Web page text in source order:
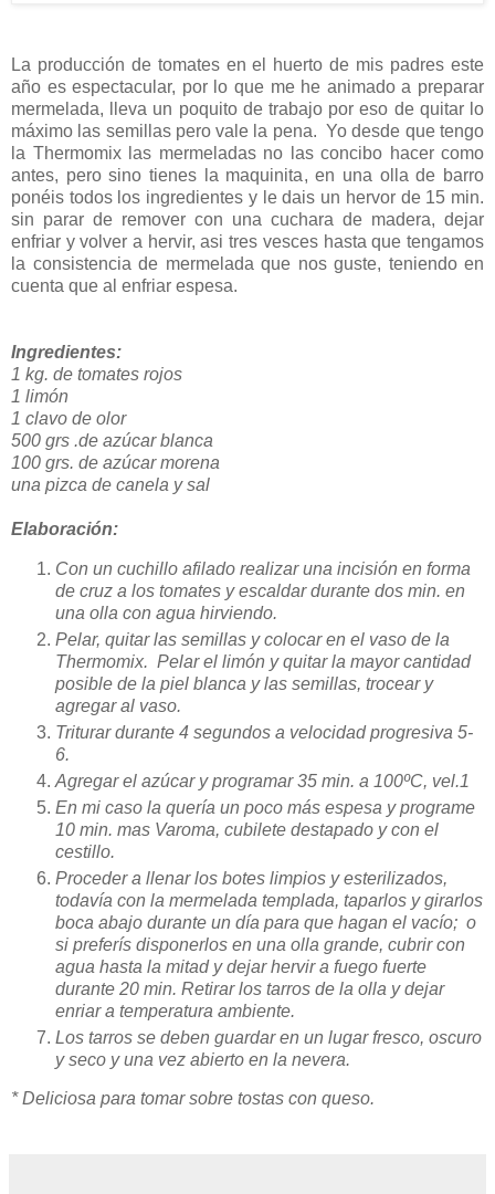
La producción de tomates en el huerto de mis padres este
año es espectacular, por lo que me he animado a preparar
mermelada, lleva un poquito de trabajo por eso de quitar lo
máximo las semillas pero vale la pena. Yo desde que tengo
la Thermomix las mermeladas no las concibo hacer como
antes, pero sino tienes la maquinita, en una olla de barro
ponéis todos los ingredientes y le dais un hervor de 15 min.
sin parar de remover con una cuchara de madera, dejar
enfriar y volver a hervir, asi tres vesces hasta que tengamos
la consistencia de mermelada que nos guste, teniendo en
cuenta que al enfriar espesa.
Ingredientes:
1 kg. de tomates rojos
1 limón
1 clavo de olor
500 grs .de azúcar blanca
100 grs. de azúcar morena
una pizca de canela y sal
Elaboración:
Con un cuchillo afilado realizar una incisión en forma
de cruz a los tomates y escaldar durante dos min. en
una olla con agua hirviendo.
Pelar, quitar las semillas y colocar en el vaso de la
Thermomix. Pelar el limón y quitar la mayor cantidad
posible de la piel blanca y las semillas, trocear y
agregar al vaso.
Triturar durante 4 segundos a velocidad progresiva 5-
6.
Agregar el azúcar y programar 35 min. a 100ºC, vel.1
En mi caso la quería un poco más espesa y programe
10 min. mas Varoma, cubilete destapado y con el
cestillo.
Proceder a llenar los botes limpios y esterilizados,
todavía con la mermelada templada, taparlos y girarlos
boca abajo durante un día para que hagan el vacío; o
si preferís disponerlos en una olla grande, cubrir con
agua hasta la mitad y dejar hervir a fuego fuerte
durante 20 min. Retirar los tarros de la olla y dejar
enriar a temperatura ambiente.
Los tarros se deben guardar en un lugar fresco, oscuro
y seco y una vez abierto en la nevera.
* Deliciosa para tomar sobre tostas con queso.